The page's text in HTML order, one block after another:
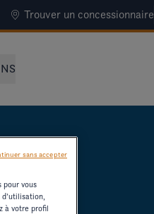
Trouver un concessionnaire
pour vous
à votre profil
sans accepter